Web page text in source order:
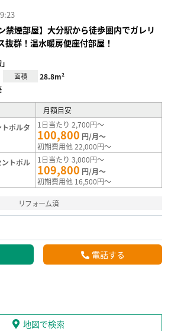
禁煙部屋】大分駅から徒歩圏内でガレリ
抜群！温水暖房便座付部屋！
面積 28.8m²
月額目安
ポルタ
1日当たり 2,700円～
100,800 円/月～
初期費用他 22,000円～
トポル
1日当たり 3,000円～
109,800 円/月～
初期費用他 16,500円～
リフォーム済
電話する
地図で検索